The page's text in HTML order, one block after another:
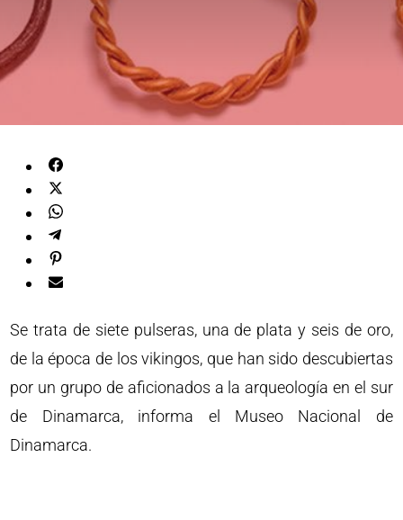
Se trata de siete pulseras, una de plata y seis de oro,
de la época de los vikingos, que han sido descubiertas
por un grupo de aficionados a la arqueología en el sur
de Dinamarca, informa el Museo Nacional de
Dinamarca.